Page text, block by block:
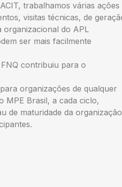
trabalhamos várias ações
visitas técnicas, de
organizacional do APL
ser mais facilmente
contribuiu para o
organizações de qualquer
MPE Brasil, a cada ciclo,
de maturidade da